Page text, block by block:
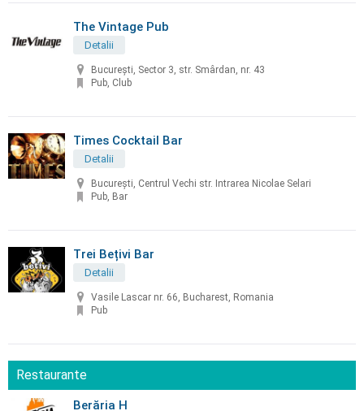
The Vintage Pub
Detalii
București, Sector 3, str. Smârdan, nr. 43
Pub, Club
Times Cocktail Bar
Detalii
București, Centrul Vechi str. Intrarea Nicolae Selari
Pub, Bar
Trei Bețivi Bar
Detalii
Vasile Lascar nr. 66, Bucharest, Romania
Pub
Restaurante
Berăria H